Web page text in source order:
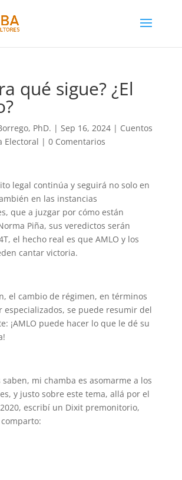
qué sigue? ¿El
PhD. | Sep 16, 2024| Cuentos
Electoral | 0 Comentarios
legal continúa y seguirá no solo en
en las instancias
que a juzgar por cómo están
Piña, sus veredictos serán
el hecho real es que AMLO y los
cantar victoria.
el cambio de régimen, en términos
especializados, se puede resumir del
¡AMLO puede hacer lo que le dé su
saben, mi chamba es asomarme a los
y justo sobre este tema, allá por el
escribí un Dixit premonitorio,